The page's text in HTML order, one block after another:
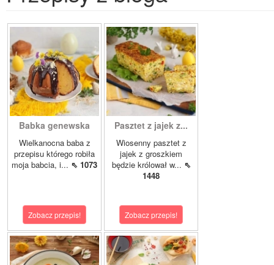
Babka genewska
Wielkanocna baba z
przepisu którego robiła
moja babcia, i... ⇖ 1073
Zobacz przepis!
Pasztet z jajek z...
Wiosenny pasztet z
jajek z groszkiem
będzie królował w... ⇖
1448
Zobacz przepis!